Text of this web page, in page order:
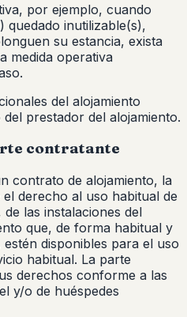
por ejemplo, cuando
quedado inutilizable(s),
su estancia, exista
medida operativa
del alojamiento
prestador del alojamiento.
contratante
contrato de alojamiento, la
derecho al uso habitual de
las instalaciones del
que, de forma habitual y
disponibles para el uso
habitual. La parte
derechos conforme a las
y/o de huéspedes